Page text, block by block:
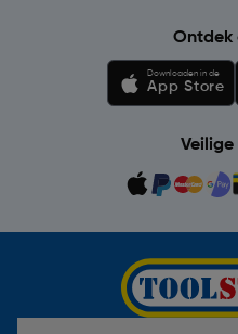
Ontdek
Downloaden in de
App Store